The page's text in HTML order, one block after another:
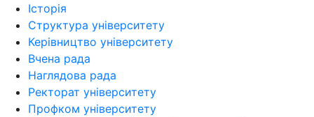
Історія
Структура університету
Керівництво університету
Вчена рада
Наглядова рада
Ректорат університету
Профком університету